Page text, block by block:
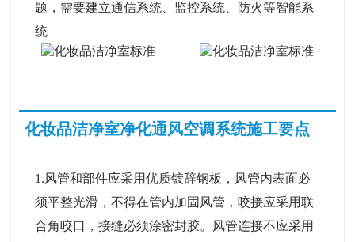
题，需要建立通信系统、监控系统、防火等智能系
统
化妆品洁净室净化通风空调系统施工要点
1.风管和部件应采用优质镀辞钢板，风管内表面必
须平整光滑，不得在管内加固风管，咬接应采用联
合角咬口，接缝必须涂密封胶。风管连接不应采用